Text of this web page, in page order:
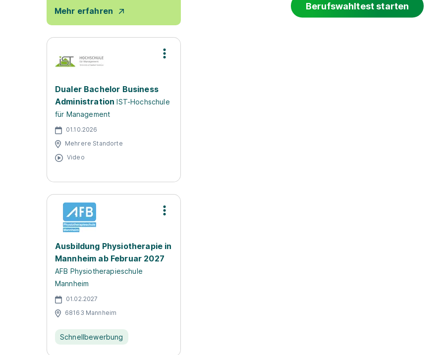
Mehr erfahren
Dualer Bachelor Business
Administration IST-Hochschule
für Management
01.10.2026
Mehrere Standorte
Video
Ausbildung Physiotherapie in
Mannheim ab Februar 2027
AFB Physiotherapieschule
Mannheim
01.02.2027
68163 Mannheim
Schnellbewerbung
Berufswahltest starten